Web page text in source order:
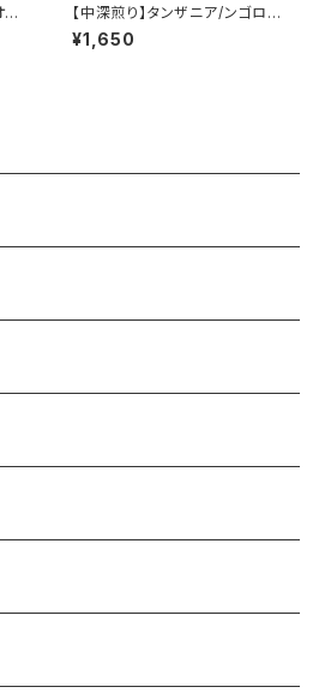
3
【中深煎り】タンザニア/ンゴロン
ゴロ/カラツエステート農園 150
g/袋
¥1,650